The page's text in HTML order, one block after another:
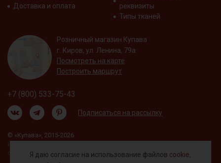
Я даю согласие на использование файлов cookie,
Доставка и оплата
реквизиты
Типы тканей
Розничный магазин Купава
г. Киров, ул. Ленина, 79а
Посмотреть на карте
Построить маршрут
+7 (800) 533-75-43
Подписаться на рассылку
© «Купава», 2015-2026
офертой.